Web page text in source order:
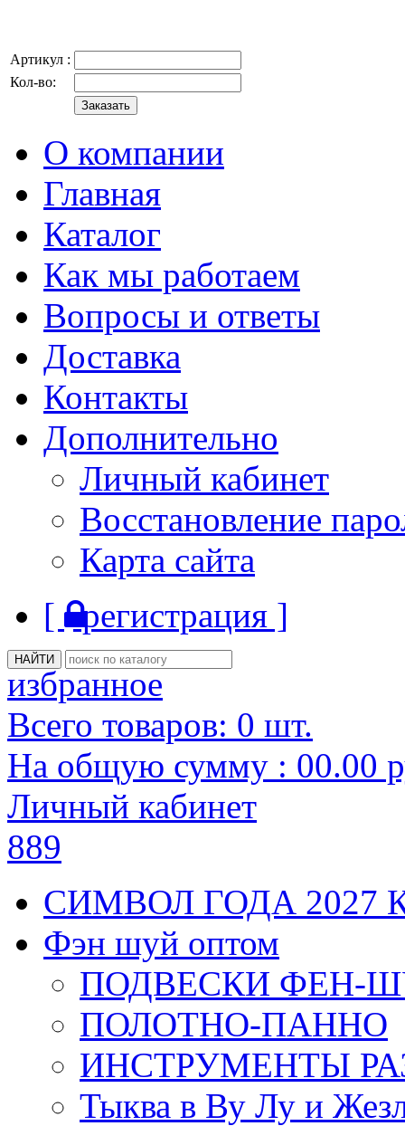
Артикул :
Кол-во:
О компании
Главная
Каталог
Как мы работаем
Вопросы и ответы
Доставка
Контакты
Дополнительно
Личный кабинет
Восстановление
Карта сайта
[ регистрация ]
избранное
Всего товаров: 0 шт.
На общую сумму : 00.00
Личный кабинет
889
СИМВОЛ ГОДА 2027
Фэн шуй оптом
ПОДВЕСКИ ФЕН-
ПОЛОТНО-ПАННО
ИНСТРУМЕНТЫ
Тыква в Ву Лу и